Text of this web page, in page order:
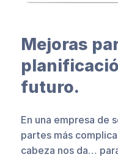
Mejoras
futuro.
En una empresa de
partes más
cabeza nos da…